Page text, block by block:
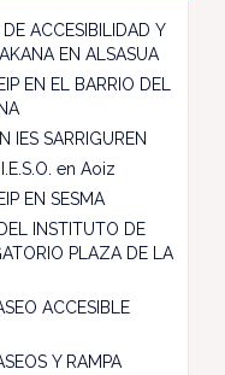
ACCESIBILIDAD Y
EN ALSASUA
EN EL BARRIO DEL
IES SARRIGUREN
en Aoiz
EN SESMA
INSTITUTO DE
PLAZA DE LA
ACCESIBLE
Y RAMPA